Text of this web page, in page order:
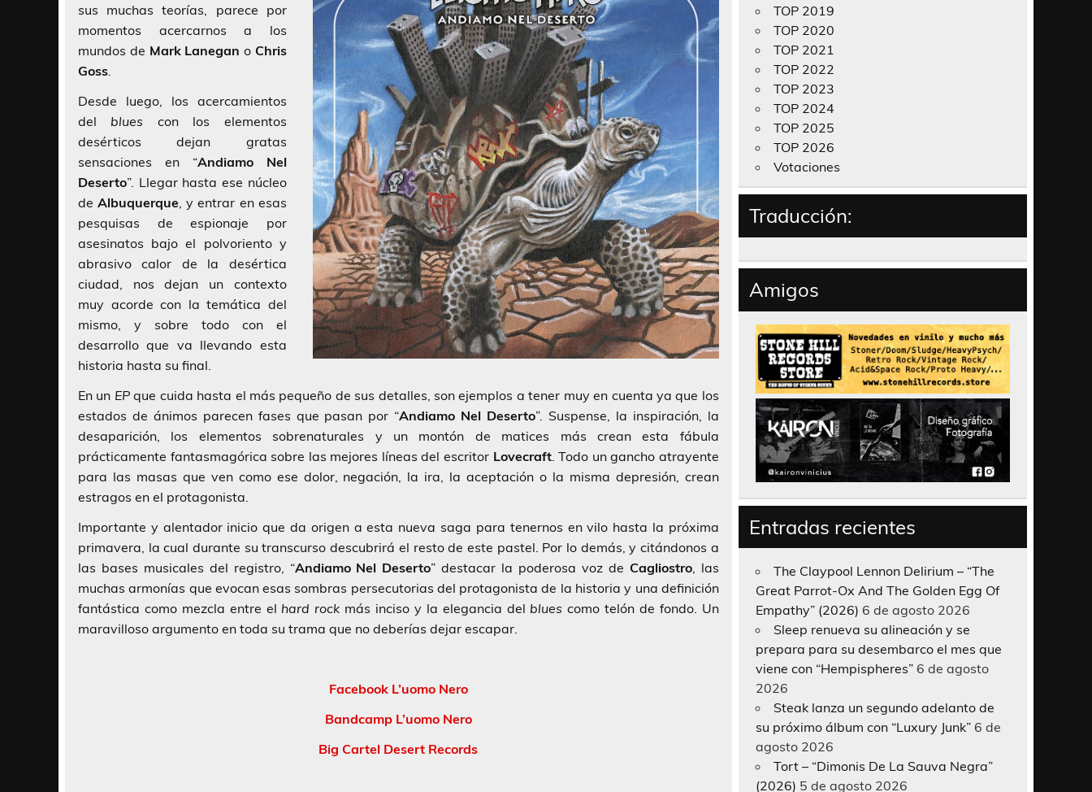
sus muchas teorías, parece por
momentos acercarnos a los
mundos de Mark Lanegan o Chris
Goss.
Desde luego, los acercamientos
del blues con los elementos
desérticos dejan gratas
sensaciones en “Andiamo Nel
Deserto”. Llegar hasta ese núcleo
deAlbuquerque, y entrar en esas
pesquisas de espionaje por
asesinatos bajo el polvoriento y
abrasivo calor de la desértica
ciudad, nos dejan un contexto
muy acorde con la temática del
mismo, y sobre todo con el
desarrollo que va llevando esta
historia hasta su final.
En un EPque cuida hasta el más pequeño de sus detalles, son ejemplos a tener muy en cuenta ya que los
estados de ánimos parecen fases que pasan por “Andiamo Nel Deserto”. Suspense, la inspiración, la
desaparición, los elementos sobrenaturales y un montón de matices más crean esta fábula
prácticamente fantasmagórica sobre las mejores líneas del escritor Lovecraft. Todo un gancho atrayente
para las masas que ven como ese dolor, negación, la ira, la aceptación o la misma depresión, crean
estragos en el protagonista.
Importante y alentador inicio que da origen a esta nueva saga para tenernos en vilo hasta la próxima
primavera, la cual durante su transcurso descubrirá el resto de este pastel. Por lo demás, y citándonos a
las bases musicales del registro, “Andiamo Nel Deserto” destacar la poderosa voz de Cagliostro, las
muchas armonías que evocan esas sombras persecutorias del protagonista de la historia y una definición
fantástica como mezcla entre el hard rock más inciso y la elegancia del blues como telón de fondo. Un
maravilloso argumento en toda su trama que no deberías dejar escapar.
Facebook L’uomo Nero
Bandcamp L’uomo Nero
Big Cartel Desert Records
TOP 2019
TOP 2020
TOP 2021
TOP 2022
TOP 2023
TOP 2024
TOP 2025
TOP 2026
Votaciones
Traducción:
Amigos
Entradas recientes
The Claypool Lennon Delirium – “The
Great Parrot-Ox And The Golden Egg Of
Empathy” (2026) 6 de agosto 2026
Sleep renueva su alineación y se
prepara para su desembarco el mes que
viene con “Hempispheres” 6 de agosto
2026
Steak lanza un segundo adelanto de
su próximo álbum con “Luxury Junk” 6 de
agosto 2026
Tort – “Dimonis De La Sauva Negra”
(2026) 5 de agosto 2026